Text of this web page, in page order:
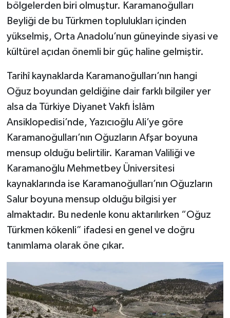
bölgelerden biri olmuştur. Karamanoğulları
Beyliği de bu Türkmen toplulukları içinden
yükselmiş, Orta Anadolu’nun güneyinde siyasi ve
kültürel açıdan önemli bir güç haline gelmiştir.
Tarihî kaynaklarda Karamanoğulları’nın hangi
Oğuz boyundan geldiğine dair farklı bilgiler yer
alsa da Türkiye Diyanet Vakfı İslâm
Ansiklopedisi’nde, Yazıcıoğlu Ali’ye göre
Karamanoğulları’nın Oğuzların Afşar boyuna
mensup olduğu belirtilir. Karaman Valiliği ve
Karamanoğlu Mehmetbey Üniversitesi
kaynaklarında ise Karamanoğulları’nın Oğuzların
Salur boyuna mensup olduğu bilgisi yer
almaktadır. Bu nedenle konu aktarılırken “Oğuz
Türkmen kökenli” ifadesi en genel ve doğru
tanımlama olarak öne çıkar.